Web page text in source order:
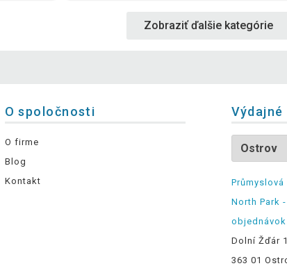
Zobraziť ďalšie kategórie
O spoločnosti
O firme
Blog
Kontakt
Výdajné
North Park
objednávok
Dolní Žďár
363 01